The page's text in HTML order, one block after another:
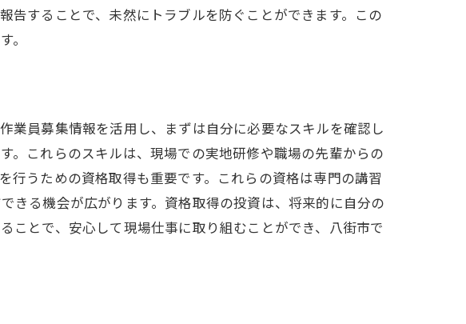
告することで、未然にトラブルを防ぐことができます。この
。
業員募集情報を活用し、まずは自分に必要なスキルを確認し
。これらのスキルは、現場での実地研修や職場の先輩からの
うための資格取得も重要です。これらの資格は専門の講習
きる機会が広がります。資格取得の投資は、将来的に自分の
ことで、安心して現場仕事に取り組むことができ、八街市で